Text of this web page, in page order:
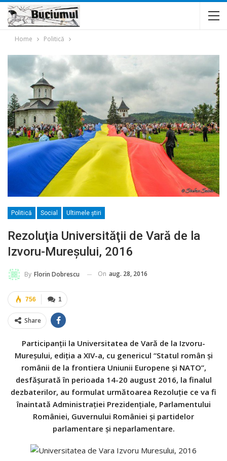
Home Politică
Politică Social Ultimele ştiri
Rezoluţia Universităţii de Vară de la
Izvoru-Mureşului, 2016
By Florin Dobrescu On aug. 28, 2016
1
756
Share
Participanții la Universitatea de Vară de la Izvoru-
Mureşului, ediţia a XIV-a, cu genericul “Statul român şi
românii de la frontiera Uniunii Europene şi NATO”,
desfăşurată în perioada 14-20 august 2016, la finalul
dezbaterilor, au formulat următoarea Rezoluție ce va fi
înaintată Administraţiei Prezidenţiale, Parlamentului
României, Guvernului României şi partidelor
parlamentare şi neparlamentare.